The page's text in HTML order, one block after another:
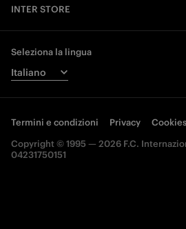
INTER STORE
Seleziona la lingua
Termini e condizioni Privacy Cookies
Copyright © 1995 — 2026 F.C.
04231750151